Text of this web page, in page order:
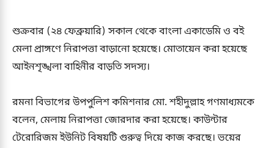
শুক্রবার (২৪ ফেব্রুয়ারি) সকাল থেকে বাংলা একাডেমি ও বই
মেলা প্রাঙ্গণে নিরাপত্তা বাড়ানো হয়েছে। মোতায়েন করা হয়েছে
আইনশৃঙ্খলা বাহিনীর বাড়তি সদস্য।
রমনা বিভাগের উপপুলিশ কমিশনার মো. শহীদুল্লাহ গণমাধ্যমকে
বলেন, মেলায় নিরাপত্তা জোরদার করা হয়েছে। কাউন্টার
টেরোরিজম ইউনিট বিষয়টি গুরুত্ব দিয়ে কাজ করছে। ভয়ের